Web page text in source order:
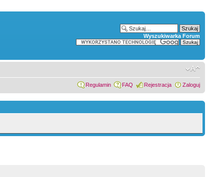
Wyszukiwarka Forum
Regulamin FAQ Rejestracja Zaloguj